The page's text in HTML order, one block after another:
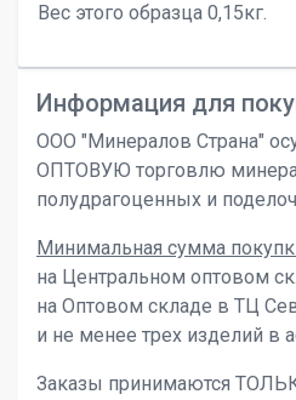
Вес этого образца 0,15кг.
Информация для
ООО "Минералов Страна"
ОПТОВУЮ торговлю
полудрагоценных и
Минимальная сумма
на Центральном оптовом
на Оптовом складе в ТЦ
и не менее трех изделий в
Заказы принимаются